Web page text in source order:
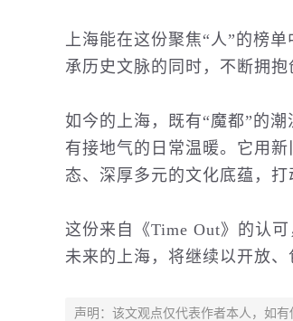
上海能在这份聚焦“人”的榜
承历史文脉的同时，不断拥抱
如今的上海，既有“魔都”的
有接地气的日常温暖。它用
态、深厚多元的文化底蕴，打
这份来自《Time Out》的认
未来的上海，将继续以开放
声明：该文观点仅代表作者本人，如